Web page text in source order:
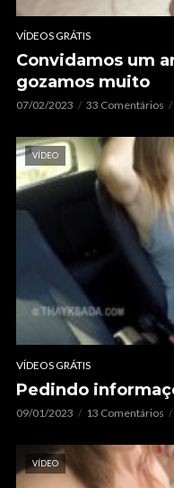
VÍDEOS GRÁTIS
Convidamos um
gozamos muito
07/02/2023 33 Comentários
VÍDEO
VÍDEOS GRÁTIS
Pedindo
09/01/2023 13 Comentários
VÍDEO